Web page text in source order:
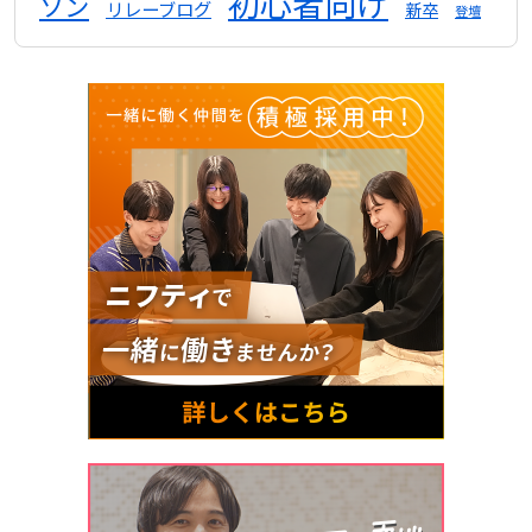
リレーブログ 新卒 登壇